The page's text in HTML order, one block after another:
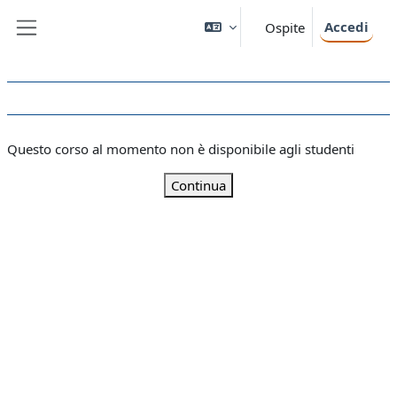
Ospite Accedi
Questo corso al momento non è disponibile agli studenti
Continua